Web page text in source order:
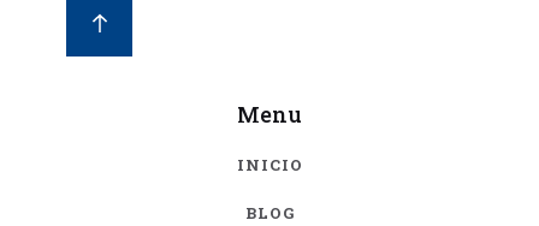
Menu
INICIO
BLOG